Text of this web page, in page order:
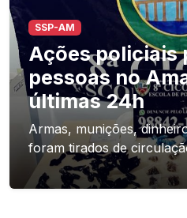
SSP-AM
Ações policiais
pessoas no
últimas 24h
Armas, munições,
foram tirados de